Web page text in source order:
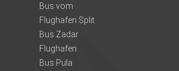
Bus vom
Flughafen Split
Bus Zadar
Flughafen
Bus Pula